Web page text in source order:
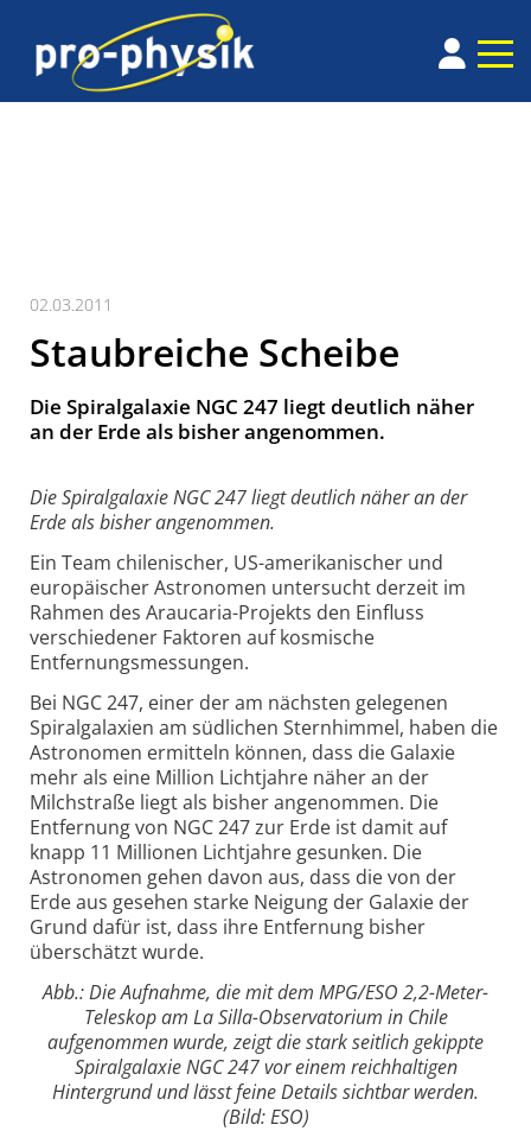
02.03.2011
Staubreiche Scheibe
Die Spiralgalaxie NGC 247 liegt deutlich näher
an der Erde als bisher angenommen.
Die Spiralgalaxie NGC 247 liegt deutlich näher an der
Erde als bisher angenommen.
Ein Team chilenischer, US-amerikanischer und
europäischer Astronomen untersucht derzeit im
Rahmen des Araucaria-Projekts den Einfluss
verschiedener Faktoren auf kosmische
Entfernungsmessungen.
Bei NGC 247, einer der am nächsten gelegenen
Spiralgalaxien am südlichen Sternhimmel, haben die
Astronomen ermitteln können, dass die Galaxie
mehr als eine Million Lichtjahre näher an der
Milchstraße liegt als bisher angenommen. Die
Entfernung von NGC 247 zur Erde ist damit auf
knapp 11 Millionen Lichtjahre gesunken. Die
Astronomen gehen davon aus, dass die von der
Erde aus gesehen starke Neigung der Galaxie der
Grund dafür ist, dass ihre Entfernung bisher
überschätzt wurde.
Abb.: Die Aufnahme, die mit dem MPG/ESO 2,2-Meter-
Teleskop am La Silla-Observatorium in Chile
aufgenommen wurde, zeigt die stark seitlich gekippte
Spiralgalaxie NGC 247 vor einem reichhaltigen
Hintergrund und lässt feine Details sichtbar werden.
(Bild: ESO)